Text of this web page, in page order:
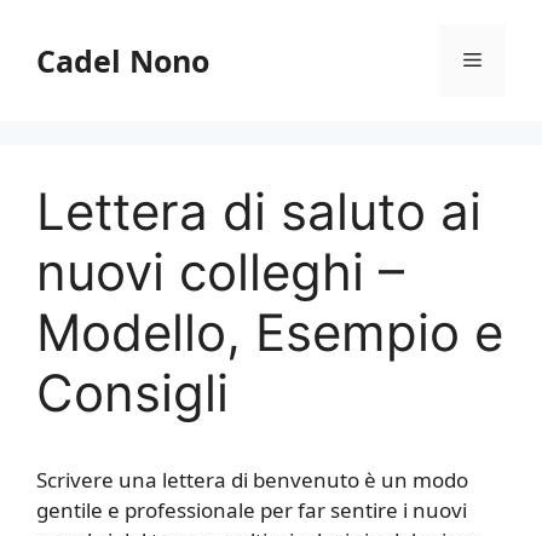
contenuto
Cadel Nono Menu
Lettera di saluto ai
nuovi colleghi –
Modello, Esempio e
Consigli
Scrivere una lettera di benvenuto è un modo
gentile e professionale per far sentire i nuovi